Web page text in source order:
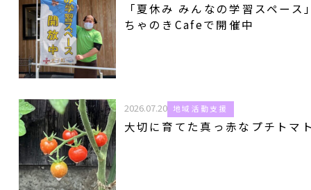
「夏休み みんなの学習スペース
ちゃのきCafeで開催中
2026.07.20 地域活動支援
大切に育てた真っ赤なプチトマ